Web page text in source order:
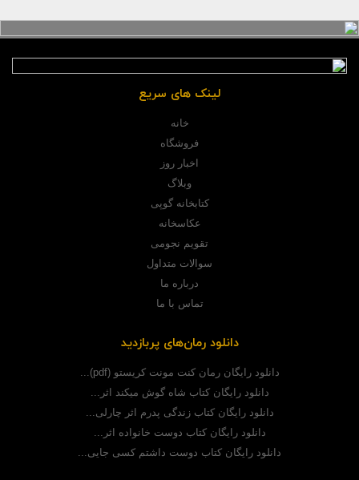
لینک های سریع
خانه
فروشگاه
اخبار روز
وبلاگ
کتابخانه گوپی
عکاسخانه
تقویم نجومی
سوالات متداول
درباره ما
تماس با ما
دانلود رمان‌های پربازدید
دانلود رایگان رمان کنت مونت کریستو (pdf)...
دانلود رایگان کتاب شاه گوش میکند اثر...
دانلود رایگان کتاب زندگی پدرم اثر چارلی...
دانلود رایگان کتاب دوست خانواده اثر...
دانلود رایگان کتاب دوست داشتم کسی جایی...